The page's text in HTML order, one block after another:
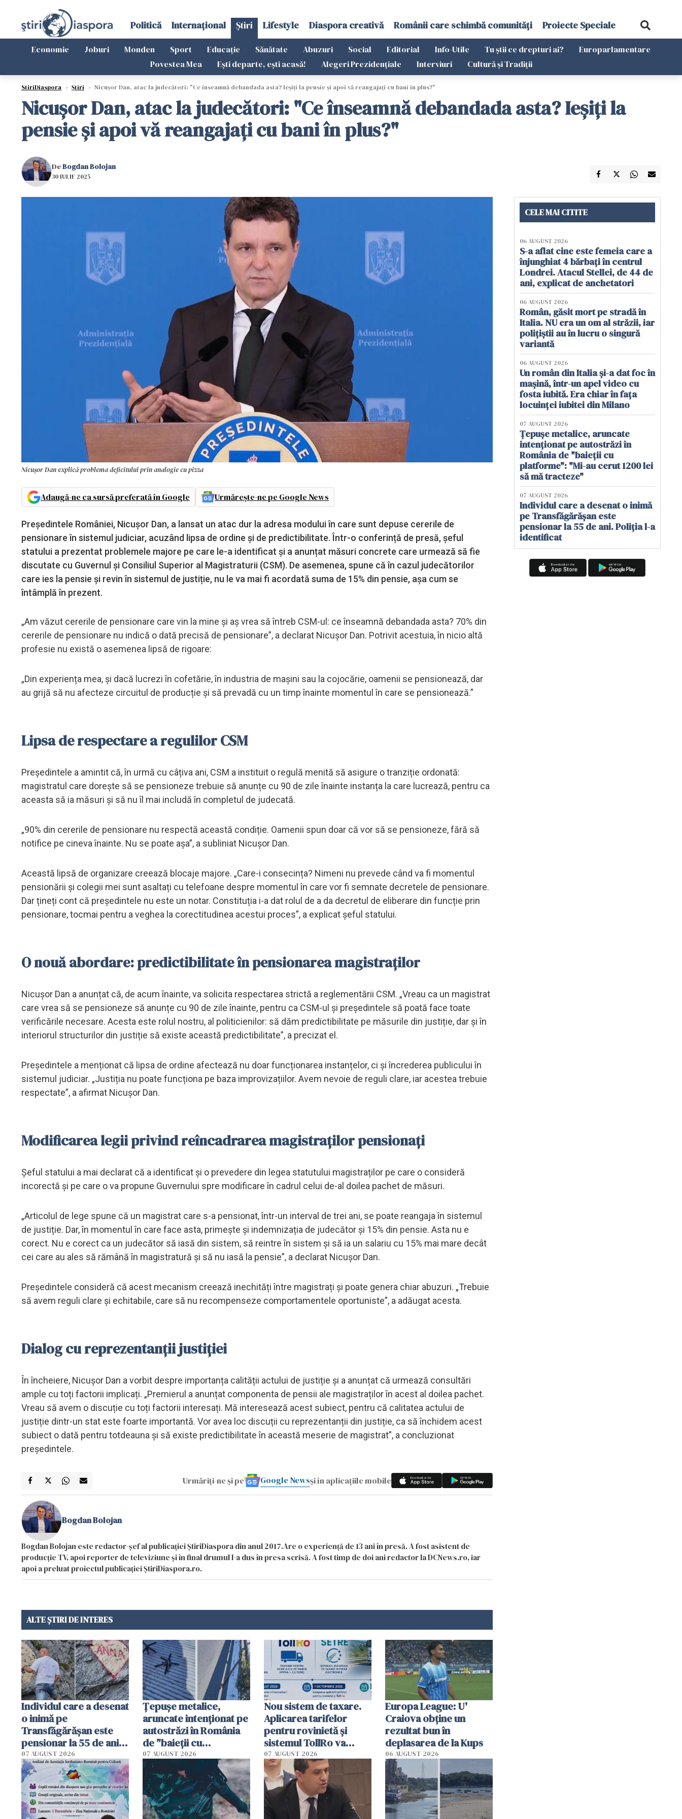
Politică Internațional Știri Lifestyle Diaspora creativă Românii care schimbă comunități Proiecte Speciale
Economie Joburi Monden Sport Educație Sănătate Abuzuri Social Editorial Info-Utile Tu știi ce drepturi ai?
Europarlamentare
Povestea Mea
Ești departe, ești acasă! Alegeri Prezidențiale Interviuri Cultură și Tradiții
StiriDiaspora › Știri › Nicușor Dan, atac la judecători: "Ce înseamnă debandada asta? Ieșiți la pensie și apoi vă reangajați cu bani în plus?"
Nicușor Dan, atac la judecători: "Ce înseamnă debandada asta? Ieșiți la
pensie și apoi vă reangajați cu bani în plus?"
DeBogdan Bolojan
30 IULIE 2025
Nicușor Dan explică problema deficitului prin analogie cu pizza
Adaugă-ne ca sursă preferată în Google Urmărește-ne pe Google News
Președintele României, Nicușor Dan, a lansat un atac dur la adresa modului în care sunt depuse cererile de
pensionare în sistemul judiciar, acuzând lipsa de ordine și de predictibilitate. Într-o conferință de presă, șeful
statului a prezentat problemele majore pe care le-a identificat și a anunțat măsuri concrete care urmează să fie
discutate cu Guvernul și Consiliul Superior al Magistraturii (CSM). De asemenea, spune că în cazul judecătorilor
care ies la pensie și revin în sistemul de justiție, nu le va mai fi acordată suma de 15% din pensie, așa cum se
întâmplă în prezent.
„Am văzut cererile de pensionare care vin la mine și aș vrea să întreb CSM-ul: ce înseamnă debandada asta? 70% din
cererile de pensionare nu indică o dată precisă de pensionare”, a declarat Nicușor Dan. Potrivit acestuia, în nicio altă
profesie nu există o asemenea lipsă de rigoare:
„Din experiența mea, și dacă lucrezi în cofetărie, în industria de mașini sau la cojocărie, oamenii se pensionează, dar
au grijă să nu afecteze circuitul de producție și să prevadă cu un timp înainte momentul în care se pensionează.”
Lipsa de respectare a regulilor CSM
Președintele a amintit că, în urmă cu câțiva ani, CSM a instituit o regulă menită să asigure o tranziție ordonată:
magistratul care dorește să se pensioneze trebuie să anunțe cu 90 de zile înainte instanța la care lucrează, pentru ca
aceasta să ia măsuri și să nu îl mai includă în completul de judecată.
„90% din cererile de pensionare nu respectă această condiție. Oamenii spun doar că vor să se pensioneze, fără să
notifice pe cineva înainte. Nu se poate așa”, a subliniat Nicușor Dan.
Această lipsă de organizare creează blocaje majore. „Care-i consecința? Nimeni nu prevede când va fi momentul
pensionării și colegii mei sunt asaltați cu telefoane despre momentul în care vor fi semnate decretele de pensionare.
Dar țineți cont că președintele nu este un notar. Constituția i-a dat rolul de a da decretul de eliberare din funcție prin
pensionare, tocmai pentru a veghea la corectitudinea acestui proces”, a explicat șeful statului.
O nouă abordare: predictibilitate în pensionarea magistraților
Nicușor Dan a anunțat că, de acum înainte, va solicita respectarea strictă a reglementării CSM. „Vreau ca un magistrat
care vrea să se pensioneze să anunțe cu 90 de zile înainte, pentru ca CSM-ul și președintele să poată face toate
verificările necesare. Acesta este rolul nostru, al politicienilor: să dăm predictibilitate pe măsurile din justiție, dar și în
interiorul structurilor din justiție să existe această predictibilitate”, a precizat el.
Președintele a menționat că lipsa de ordine afectează nu doar funcționarea instanțelor, ci și încrederea publicului în
sistemul judiciar. „Justiția nu poate funcționa pe baza improvizațiilor. Avem nevoie de reguli clare, iar acestea trebuie
respectate”, a afirmat Nicușor Dan.
Modificarea legii privind reîncadrarea magistraților pensionați
Șeful statului a mai declarat că a identificat și o prevedere din legea statutului magistraților pe care o consideră
incorectă și pe care o va propune Guvernului spre modificare în cadrul celui de-al doilea pachet de măsuri.
„Articolul de lege spune că un magistrat care s-a pensionat, într-un interval de trei ani, se poate reangaja în sistemul
de justiție. Dar, în momentul în care face asta, primește și indemnizația de judecător și 15% din pensie. Asta nu e
corect. Nu e corect ca un judecător să iasă din sistem, să reintre în sistem și să ia un salariu cu 15% mai mare decât
cei care au ales să rămână în magistratură și să nu iasă la pensie”, a declarat Nicușor Dan.
Președintele consideră că acest mecanism creează inechități între magistrați și poate genera chiar abuzuri. „Trebuie
să avem reguli clare și echitabile, care să nu recompenseze comportamentele oportuniste”, a adăugat acesta.
Dialog cu reprezentanții justiției
În încheiere, Nicușor Dan a vorbit despre importanța calității actului de justiție și a anunțat că urmează consultări
ample cu toți factorii implicați. „Premierul a anunțat componenta de pensii ale magistraților în acest al doilea pachet.
Vreau să avem o discuție cu toți factorii interesați. Mă interesează acest subiect, pentru că calitatea actului de
justiție dintr-un stat este foarte importantă. Vor avea loc discuții cu reprezentanții din justiție, ca să închidem acest
subiect o dată pentru totdeauna și să existe predictibilitate în această meserie de magistrat”, a concluzionat
președintele.
Urmăriți-ne și pe Google Newsși în aplicațiile mobile
Bogdan Bolojan
Bogdan Bolojan este redactor-șef al publicației ȘtiriDiaspora din anul 2017.Are o experiență de 13 ani în presă. A fost asistent de
producție TV, apoi reporter de televiziune și în final drumul l-a dus în presa scrisă. A fost timp de doi ani redactor la DCNews.ro, iar
apoi a preluat proiectul publicației ȘtiriDiaspora.ro.
ALTE ȘTIRI DE INTERES
Individul care a desenat
o inimă pe
Transfăgărășan este
pensionar la 55 de ani.
Poliția l-a identificat
07 AUGUST 2026
Țepușe metalice,
aruncate intenționat pe
autostrăzi în România
de "baieții cu
platforme": "Mi-au
cerut 1200 lei să mă
tracteze"
07 AUGUST 2026
Nou sistem de taxare.
Aplicarea tarifelor
pentru rovinietă şi
sistemul TollRo va
începe la 1 octombrie
07 AUGUST 2026
Europa League: U'
Craiova obține un
rezultat bun în
deplasarea de la Kups
06 AUGUST 2026
CELE MAI CITITE
06 AUGUST 2026
S-a aflat cine este femeia care a
înjunghiat 4 bărbați în centrul
Londrei. Atacul Stellei, de 44 de
ani, explicat de anchetatori
06 AUGUST 2026
Român, găsit mort pe stradă în
Italia. NU era un om al străzii, iar
polițiștii au în lucru o singură
variantă
06 AUGUST 2026
Un român din Italia și-a dat foc în
mașină, într-un apel video cu
fosta iubită. Era chiar în fața
locuinței iubitei din Milano
07 AUGUST 2026
Țepușe metalice, aruncate
intenționat pe autostrăzi în
România de "baieții cu
platforme": "Mi-au cerut 1200 lei
să mă tracteze"
07 AUGUST 2026
Individul care a desenat o inimă
pe Transfăgărășan este
pensionar la 55 de ani. Poliția l-a
identificat